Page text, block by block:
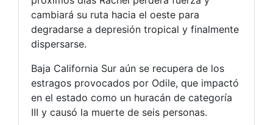
cambiará su ruta hacia el oeste para
degradarse a depresión tropical y finalmente
dispersarse.
Baja California Sur aún se recupera de los
estragos provocados por Odile, que impactó
en el estado como un huracán de categoría
III y causó la muerte de seis personas.